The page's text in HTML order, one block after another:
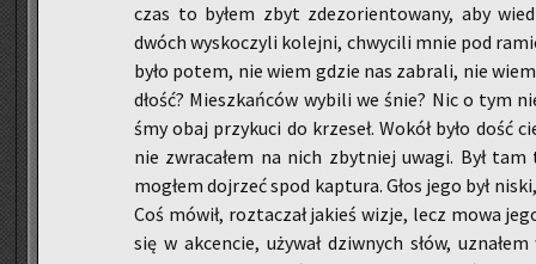
czas to byłem zbyt zdez­o­rien­to­wa­ny, aby
dwóch wy­sko­czy­li ko­lej­ni, chwy­ci­li mnie pod
było potem, nie wiem gdzie nas za­bra­li, nie
dłość? Miesz­kań­ców wy­bi­li we śnie? Nic o tym
śmy obaj przy­ku­ci do krze­seł. Wokół było dość
nie zwra­ca­łem na nich zbyt­niej uwagi. Był
mo­głem doj­rzeć spod kap­tu­ra. Głos jego był
Coś mówił, roz­ta­czał ja­kieś wizje, lecz mowa
się w ak­cen­cie, uży­wał dziw­nych słów,